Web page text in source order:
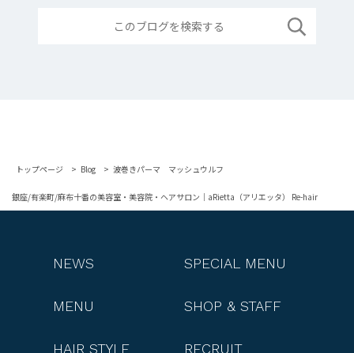
トップページ Blog 波巻きパーマ マッシュウルフ
銀座/有楽町/麻布十番の美容室・美容院・ヘアサロン｜aRietta（アリエッタ） Re-hair
NEWS SPECIAL MENU
MENU SHOP & STAFF
HAIR STYLE RECRUIT